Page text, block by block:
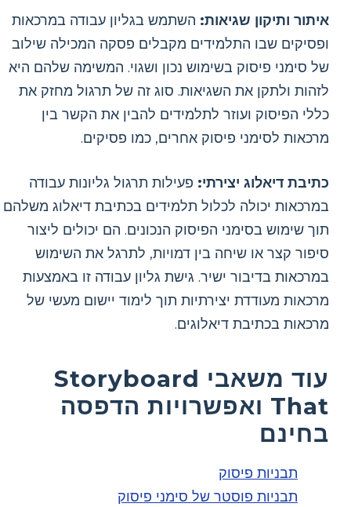
איתור ותיקון שגיאות: השתמש בגליון עבודה במרכאות
ופסיקים שבו התלמידים מקבלים פסקה המכילה שילוב
של סימני פיסוק בשימוש נכון ושגוי. המשימה שלהם היא
לזהות ולתקן את השגיאות. סוג זה של תרגול מחזק את
כללי הפיסוק ועוזר לתלמידים להבין את הקשר בין
מרכאות לסימני פיסוק אחרים, כמו פסיקים.
כתיבת דיאלוג יצירתי: פעילות תרגול גליונות עבודה
במרכאות יכולה לכלול תלמידים בכתיבת דיאלוג משלהם
תוך שימוש בסימני הפיסוק הנכונים. הם יכולים ליצור
סיפור קצר או שיחה בין דמויות, לתרגל את השימוש
במרכאות בדיבור ישיר. גישת גליון עבודה זו באמצעות
מרכאות מעודדת יצירתיות תוך לימוד יישום מעשי של
מרכאות בכתיבת דיאלוגים.
עוד משאבי Storyboard
That ואפשרויות הדפסה
בחינם
תבניות פיסוק
תבניות פוסטר של סימני פיסוק